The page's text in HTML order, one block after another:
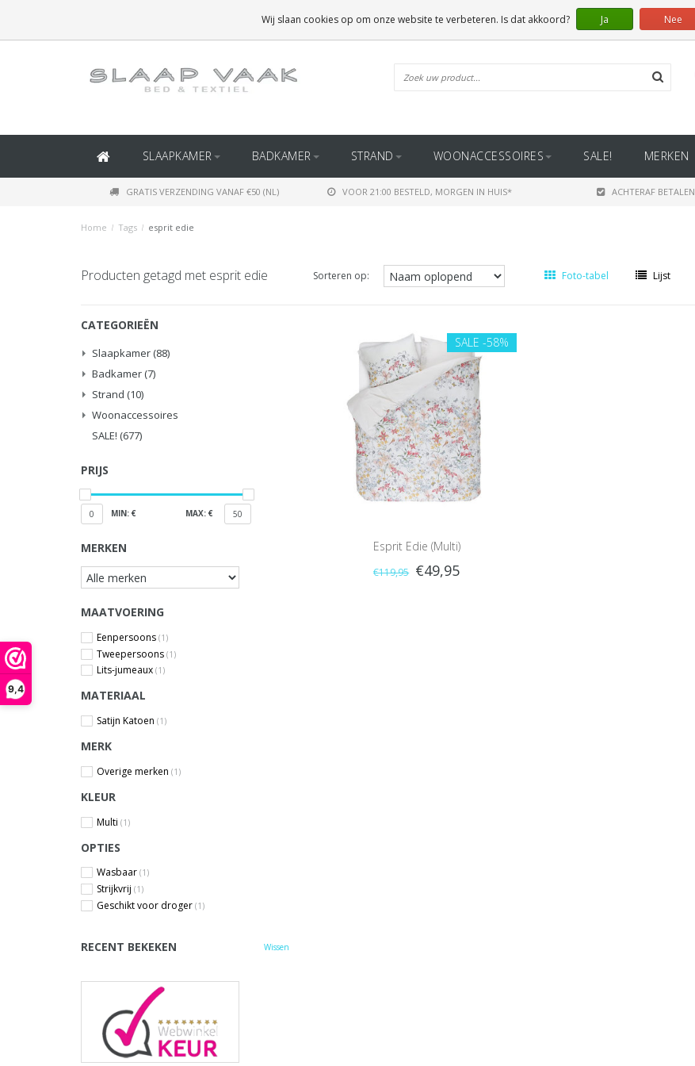
9,4
(BINNEN BELGIË)
SLAAPKAMER BADKAMER STRAND WOONACCESSOIRES SALE! MERKEN
GRATIS VERZENDING VANAF €50 (NL) VOOR 21:00 BESTELD, MORGEN IN HUIS* ACHTERAF BETALEN
Home / Tags / esprit edie
Producten getagd met esprit edie Sorteren op: Foto-tabel Lijst
CATEGORIEËN
Slaapkamer (88)
Badkamer (7)
Strand (10)
Woonaccessoires
SALE! (677)
PRIJS
0 MIN: € MAX: € 50
MERKEN
MAATVOERING
Eenpersoons (1)
Tweepersoons (1)
Lits-jumeaux (1)
MATERIAAL
Satijn Katoen (1)
MERK
Overige merken (1)
KLEUR
Multi (1)
OPTIES
Wasbaar (1)
Strijkvrij (1)
Geschikt voor droger (1)
RECENT BEKEKEN Wissen
SALE -58%
Esprit Edie (Multi)
€119,95 €49,95
Wij slaan cookies op om onze website te verbeteren. Is dat akkoord? Ja Nee